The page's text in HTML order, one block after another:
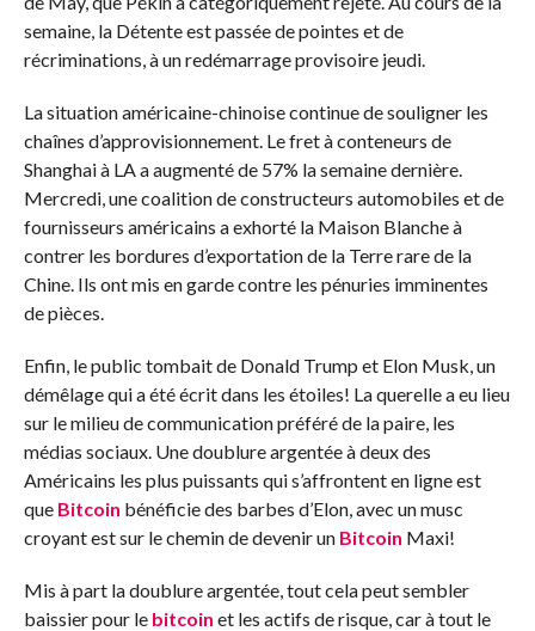
semaine, la Détente est passée de pointes et de
récriminations, à un redémarrage provisoire jeudi.
La situation américaine-chinoise continue de souligner les
chaînes d’approvisionnement. Le fret à conteneurs de
Shanghai à LA a augmenté de 57% la semaine dernière.
Mercredi, une coalition de constructeurs automobiles et de
fournisseurs américains a exhorté la Maison Blanche à
contrer les bordures d’exportation de la Terre rare de la
Chine. Ils ont mis en garde contre les pénuries imminentes
de pièces.
Enfin, le public tombait de Donald Trump et Elon Musk, un
démêlage qui a été écrit dans les étoiles! La querelle a eu lieu
sur le milieu de communication préféré de la paire, les
médias sociaux. Une doublure argentée à deux des
Américains les plus puissants qui s’affrontent en ligne est
que Bitcoin bénéficie des barbes d’Elon, avec un musc
croyant est sur le chemin de devenir un Bitcoin Maxi!
Mis à part la doublure argentée, tout cela peut sembler
baissier pour le bitcoin et les actifs de risque, car à tout le